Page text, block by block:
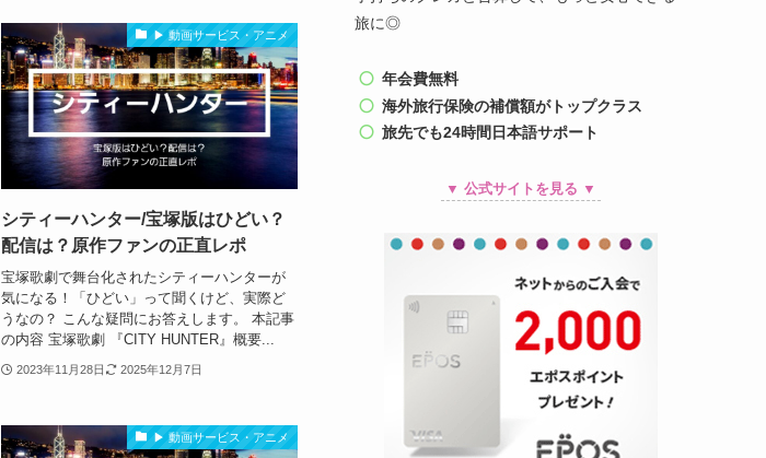
▶ 動画サービス・アニメ
シティーハンター/宝塚版はひどい？
配信は？原作ファンの正直レポ
宝塚歌劇で舞台化されたシティーハンターが
気になる！「ひどい」って聞くけど、実際ど
うなの？ こんな疑問にお答えします。 本記事
の内容 宝塚歌劇 『CITY HUNTER』概要...
2023年11月28日 2025年12月7日
▶ 動画サービス・アニメ
旅に◎
年会費無料
海外旅行保険の補償額がトップクラス
旅先でも24時間日本語サポート
▼ 公式サイトを見る ▼